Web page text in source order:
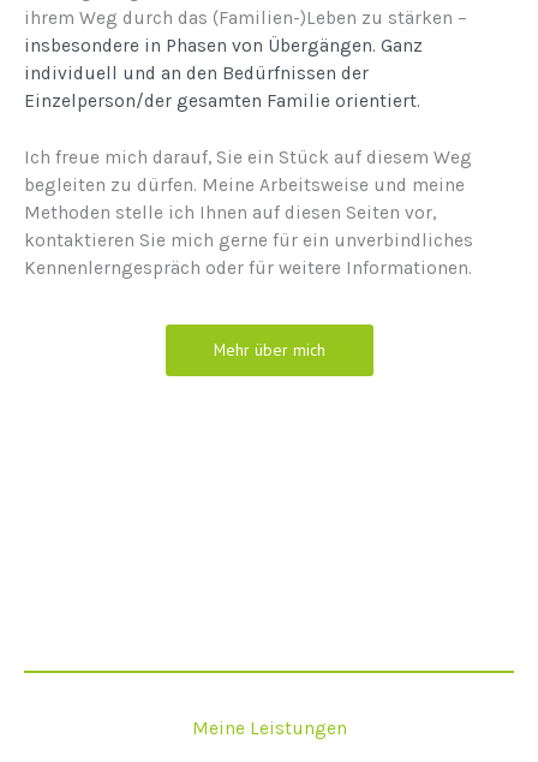
ihrem Weg durch das (Familien-)Leben zu stärken –
insbesondere in Phasen von Übergängen. Ganz
individuell und an den Bedürfnissen der
Einzelperson/der gesamten Familie orientiert.
Ich freue mich darauf, Sie ein Stück auf diesem Weg
begleiten zu dürfen. Meine Arbeitsweise und meine
Methoden stelle ich Ihnen auf diesen Seiten vor,
kontaktieren Sie mich gerne für ein unverbindliches
Kennenlerngespräch oder für weitere Informationen.
Mehr über mich
Meine Leistungen